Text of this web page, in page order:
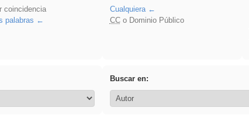
coincidencia
palabras
Cualquiera
CCo Dominio Público
Buscar en: